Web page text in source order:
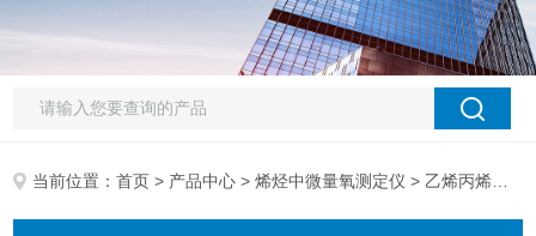
当前位置：首页 > 产品中心 >烯烃中微量氧测定仪 > 乙烯丙烯丁烯中微量氧